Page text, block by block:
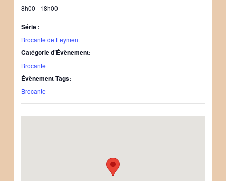
8h00 - 18h00
Série :
Brocante de Leyment
Catégorie d’Évènement:
Brocante
Évènement Tags:
Brocante